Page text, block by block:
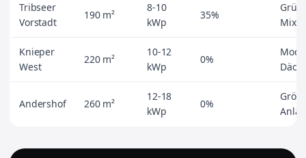
Tribseer
Vorstadt
190 m²
8-10
kWp
35%
Mix
Knieper
West
220 m²
10-12
kWp
0%
Andershof 260 m²
12-18
kWp
0%